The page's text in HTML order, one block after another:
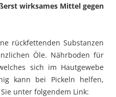
wirksames Mittel gegen
rückfettenden Substanzen
Öle. Nährboden für
sich im Hautgewebe
kann bei Pickeln helfen,
unter folgendem Link: